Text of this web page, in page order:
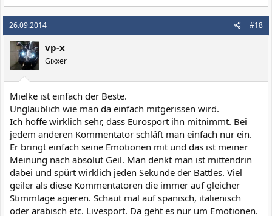
26.09.2014 #18
vp-x
Gixxer
Mielke ist einfach der Beste.
Unglaublich wie man da einfach mitgerissen wird.
Ich hoffe wirklich sehr, dass Eurosport ihn mitnimmt. Bei
jedem anderen Kommentator schläft man einfach nur ein.
Er bringt einfach seine Emotionen mit und das ist meiner
Meinung nach absolut Geil. Man denkt man ist mittendrin
dabei und spürt wirklich jeden Sekunde der Battles. Viel
geiler als diese Kommentatoren die immer auf gleicher
Stimmlage agieren. Schaut mal auf spanisch, italienisch
oder arabisch etc. Livesport. Da geht es nur um Emotionen.